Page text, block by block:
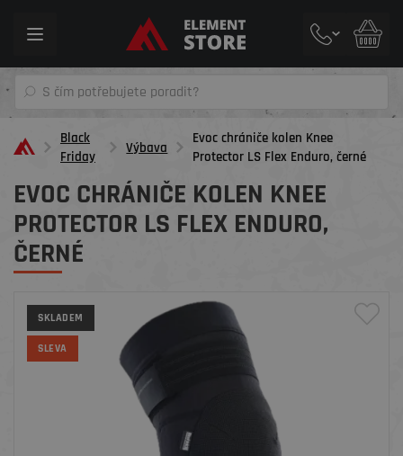
Toggle
Black
Friday
Výbava
Evoc chrániče kolen Knee
Protector LS Flex Enduro, černé
EVOC CHRÁNIČE KOLEN KNEE
PROTECTOR LS FLEX ENDURO,
ČERNÉ
SKLADEM
SLEVA